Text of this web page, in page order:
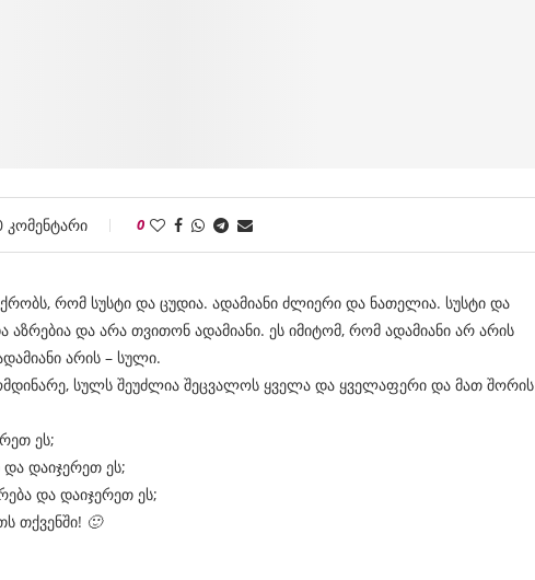
კომენტარი 0
რომ სუსტი და ცუდია. ადამიანი ძლიერი და ნათელია. სუსტი და
აზრებია და არა თვითონ ადამიანი. ეს იმიტომ, რომ ადამიანი არ არის
არის – სული.
სულს შეუძლია შეცვალოს ყველა და ყველაფერი და მათ შორის
ეს;
და დაიჯერეთ ეს;
და დაიჯერეთ ეს;
თქვენში! 🙂